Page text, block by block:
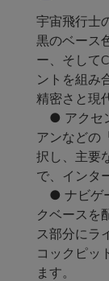
宇宙飛行士
黒のベース
ー、そして
ントを組み
精密さと現
● アクセ
アンなどの
択し、主要
で、インタ
● ナビゲ
クベースを
ス部分にラ
コックピッ
ます。